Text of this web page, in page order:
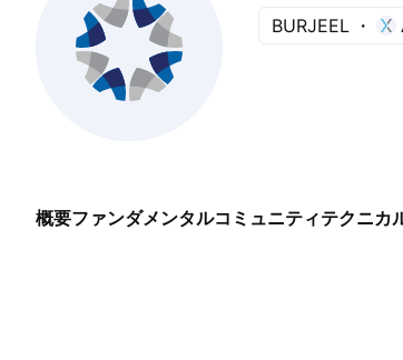
BURJEEL
概要ファンダメンタルコミュニティテクニカ